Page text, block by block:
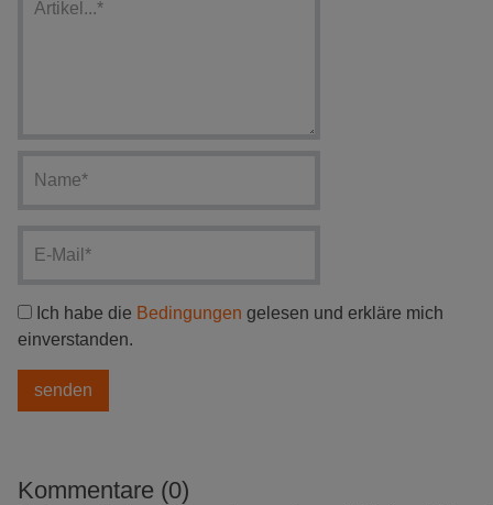
Ich habe die Bedingungen gelesen und erkläre mich
einverstanden.
Kommentare (0)